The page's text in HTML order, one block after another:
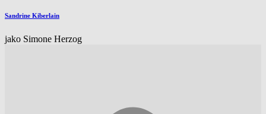
Sandrine Kiberlain
jako Simone Herzog